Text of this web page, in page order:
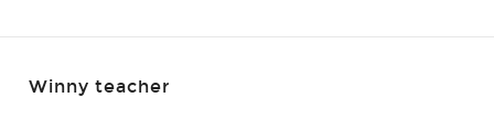
Winny teacher